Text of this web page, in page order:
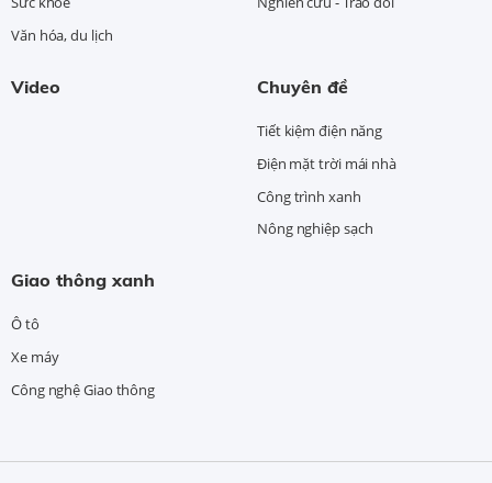
Văn hóa, du lịch
Video Chuyên đề
Tiết kiệm điện năng
Điện mặt trời mái nhà
Công trình xanh
Nông nghiệp sạch
Giao thông xanh
Ô tô
Xe máy
Công nghệ Giao thông